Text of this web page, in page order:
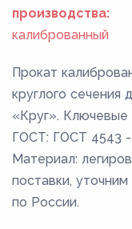
производства:
калиброванный
Прокат
круглого сечения
«Круг». Ключевые
ГОСТ: ГОСТ 4543 -
Материал:
поставки,
по России.